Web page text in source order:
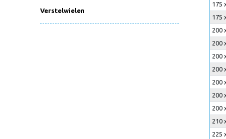
Verstelwielen
175
175
200
200
200
200
200
200
200
210
225